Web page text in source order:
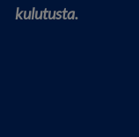
kulutusta.